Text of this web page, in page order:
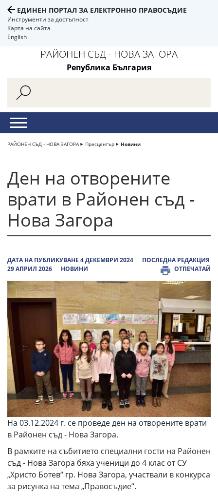
ЕДИНЕН ПОРТАЛ ЗА ЕЛЕКТРОННО ПРАВОСЪДИЕ
Инструменти за достъпност
Карта на сайта
English
РАЙОНЕН СЪД - НОВА ЗАГОРА
Република България
РАЙОНЕН СЪД - НОВА ЗАГОРА Пресцентър Новини
Ден на отворените
врати в Районен съд -
Нова Загора
ДАТА НА ПУБЛИКУВАНЕ 4 ДЕКЕМВРИ 2024
ПОСЛЕДНА РЕДАКЦИЯ
29 АПРИЛ 2026
НОВИНИ ОТПЕЧАТАЙ
На 03.12.2024 г. се проведе ден на отворените врати
в Районен съд - Нова Загора.
В рамките на събитието специални гости на Районен
съд - Нова Загора бяха ученици до 4 клас от СУ
„Христо Ботев“ гр. Нова Загора, участвали в конкурса
за рисунка на тема „Правосъдие“.